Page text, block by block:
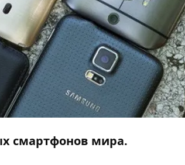
смартфонов мира.